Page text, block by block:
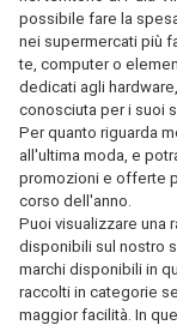
possibile fare la
nei supermercati più
te, computer o
dedicati agli
conosciuta per i suoi
Per quanto riguarda
all'ultima moda, e
promozioni e offerte
corso dell'anno.
Puoi visualizzare una
disponibili sul nostro
marchi disponibili in
raccolti in categorie
maggior facilità. In